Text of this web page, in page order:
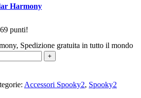
Harmony
punti!
Spedizione gratuita in tutto il mondo
Accessori Spooky2, Spooky2